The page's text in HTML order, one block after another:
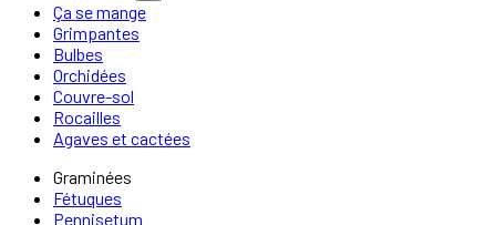
Ça se mange
Grimpantes
Bulbes
Orchidées
Couvre-sol
Rocailles
Agaves et cactées
Graminées
Fétuques
Pennisetum